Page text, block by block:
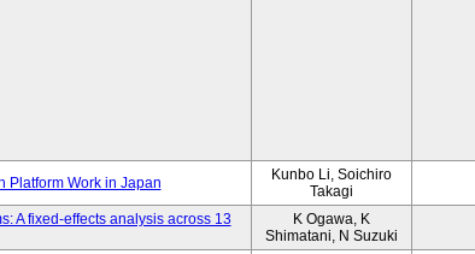
Platform Work in Japan
Kunbo Li, Soichiro
Takagi
A fixed-effects analysis across 13
K Ogawa, K
Shimatani, N Suzuki